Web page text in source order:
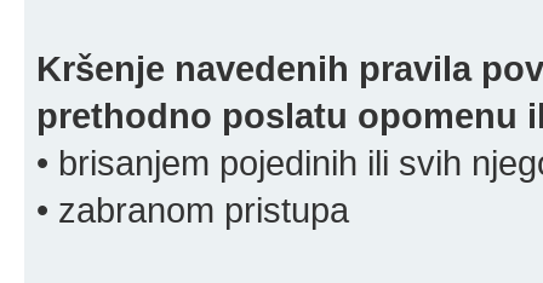
Kršenje navedenih pravila
prethodno poslatu opomenu
• brisanjem pojedinih ili svih
• zabranom pristupa